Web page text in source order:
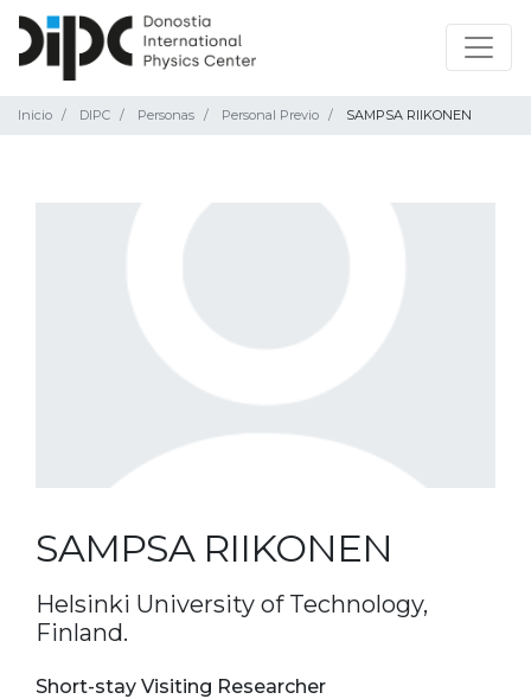
Inicio DIPC Personas Personal Previo SAMPSA RIIKONEN
SAMPSA RIIKONEN
Helsinki University of Technology,
Finland.
Short-stay Visiting Researcher